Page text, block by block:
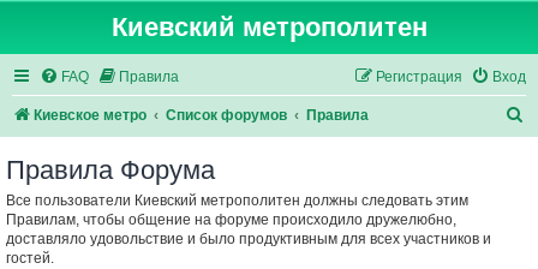
Киевский метрополитен
FAQ Правила Вход
Регистрация
Киевское метро Список форумов Правила
Правила Форума
Все пользователи Киевский метрополитен должны следовать этим
Правилам, чтобы общение на форуме происходило дружелюбно,
доставляло удовольствие и было продуктивным для всех участников и
гостей.